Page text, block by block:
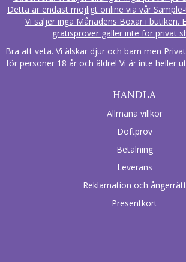
Detta är endast möjligt online via vår
Vi säljer inga Månadens Boxar i butiken.
gratisprover gäller inte för privat
Bra att veta. Vi älskar djur och barn men
för personer 18 år och äldre! Vi är inte heller
HANDLA
Allmäna villkor
Doftprov
Betalning
Leverans
Reklamation och ångerrätt
Presentkort